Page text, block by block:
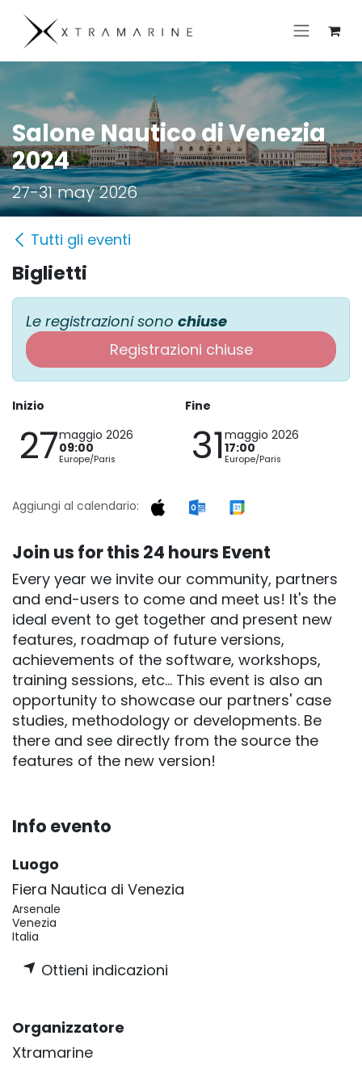
Passa al contenuto
Salone Nautico di Venezia
2024
27-31 may 2026
Tutti gli eventi
Biglietti
Le registrazioni sono chiuse
Registrazioni chiuse
Inizio
27maggio 2026
09:00
Europe/Paris
Fine
31maggio 2026
17:00
Europe/Paris
Aggiungi al calendario:
Join us for this 24 hours Event
Every year we invite our community, partners
and end-users to come and meet us! It's the
ideal event to get together and present new
features, roadmap of future versions,
achievements of the software, workshops,
training sessions, etc... This event is also an
opportunity to showcase our partners' case
studies, methodology or developments. Be
there and see directly from the source the
features of the new version!
Info evento
Luogo
Fiera Nautica di Venezia
Arsenale
Venezia
Italia
Ottieni indicazioni
Organizzatore
Xtramarine